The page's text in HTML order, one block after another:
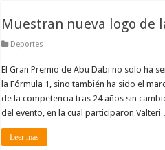
Muestran nueva logo de
Deportes
El Gran Premio de Abu Dabi no solo ha
la Fórmula 1, sino también ha sido el
de la competencia tras 24 años sin
del evento, en la cual participaron Valteri
Leer más